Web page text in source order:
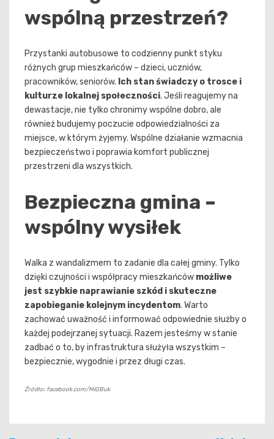
wspólną przestrzeń?
Przystanki autobusowe to codzienny punkt styku
różnych grup mieszkańców – dzieci, uczniów,
pracowników, seniorów. Ich stan świadczy o trosce i
kulturze lokalnej społeczności. Jeśli reagujemy na
dewastacje, nie tylko chronimy wspólne dobro, ale
również budujemy poczucie odpowiedzialności za
miejsce, w którym żyjemy. Wspólne działanie wzmacnia
bezpieczeństwo i poprawia komfort publicznej
przestrzeni dla wszystkich.
Bezpieczna gmina –
wspólny wysiłek
Walka z wandalizmem to zadanie dla całej gminy. Tylko
dzięki czujności i współpracy mieszkańców możliwe
jest szybkie naprawianie szkód i skuteczne
zapobieganie kolejnym incydentom. Warto
zachować uważność i informować odpowiednie służby o
każdej podejrzanej sytuacji. Razem jesteśmy w stanie
zadbać o to, by infrastruktura służyła wszystkim –
bezpiecznie, wygodnie i przez długi czas.
Źródło: facebook.com/MiGBuk